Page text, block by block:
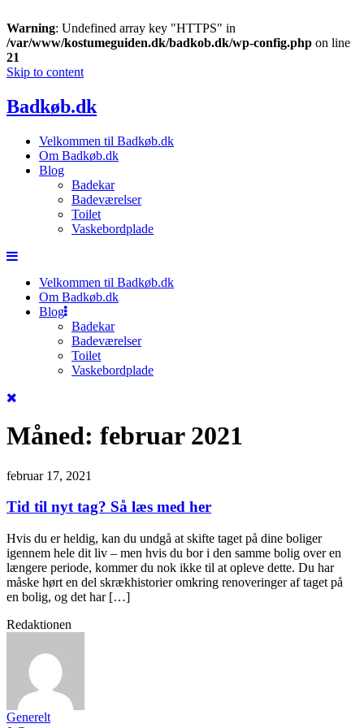
Warning: Undefined array key "HTTPS" in
/var/www/kostumeguiden.dk/badkob.dk/wp-config.php on line
21
Skip to content
Badkøb.dk
Velkommen til Badkøb.dk
Om Badkøb.dk
Blog
Badekar
Badeværelser
Toilet
Vaskebordplade
Velkommen til Badkøb.dk
Om Badkøb.dk
Blog
Badekar
Badeværelser
Toilet
Vaskebordplade
Måned: februar 2021
februar 17, 2021
Tid til nyt tag? Så læs med her
Hvis du er heldig, kan du undgå at skifte taget på dine boliger
igennem hele dit liv – men hvis du bor i den samme bolig over en
længere periode, kommer du nok ikke til at opleve dette. Du har
måske hørt en del skrækhistorier omkring renoveringer af taget på
en bolig, og det har […]
Redaktionen
Generelt